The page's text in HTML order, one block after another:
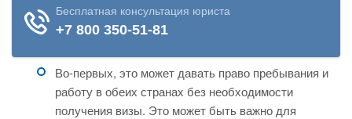
Во-первых, это может давать право пребывания и
работу в обеих странах без необходимости
получения визы. Это может быть важно для